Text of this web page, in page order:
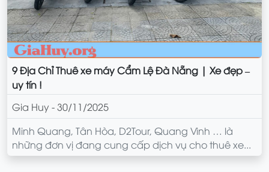
9 Địa Chỉ Thuê xe máy Cẩm Lệ Đà Nẵng | Xe đẹp –
uy tín !
Gia Huy - 30/11/2025
Minh Quang, Tân Hòa, D2Tour, Quang Vinh … là
những đơn vị đang cung cấp dịch vụ cho thuê xe...